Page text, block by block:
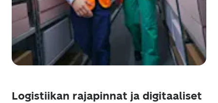
Logistiikan rajapinnat ja digitaaliset